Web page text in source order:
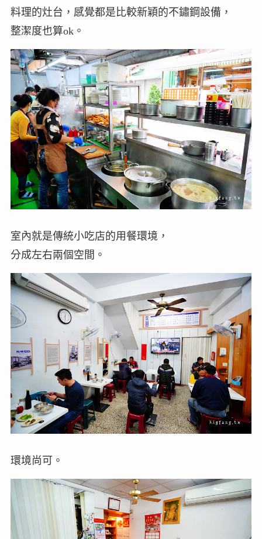
料理的灶台，感覺都是比較新穎的不鏽鋼設備，
整潔度也算ok。
室內就是傳統小吃店的用餐環境，
分成左右兩個空間。
環境尚可。